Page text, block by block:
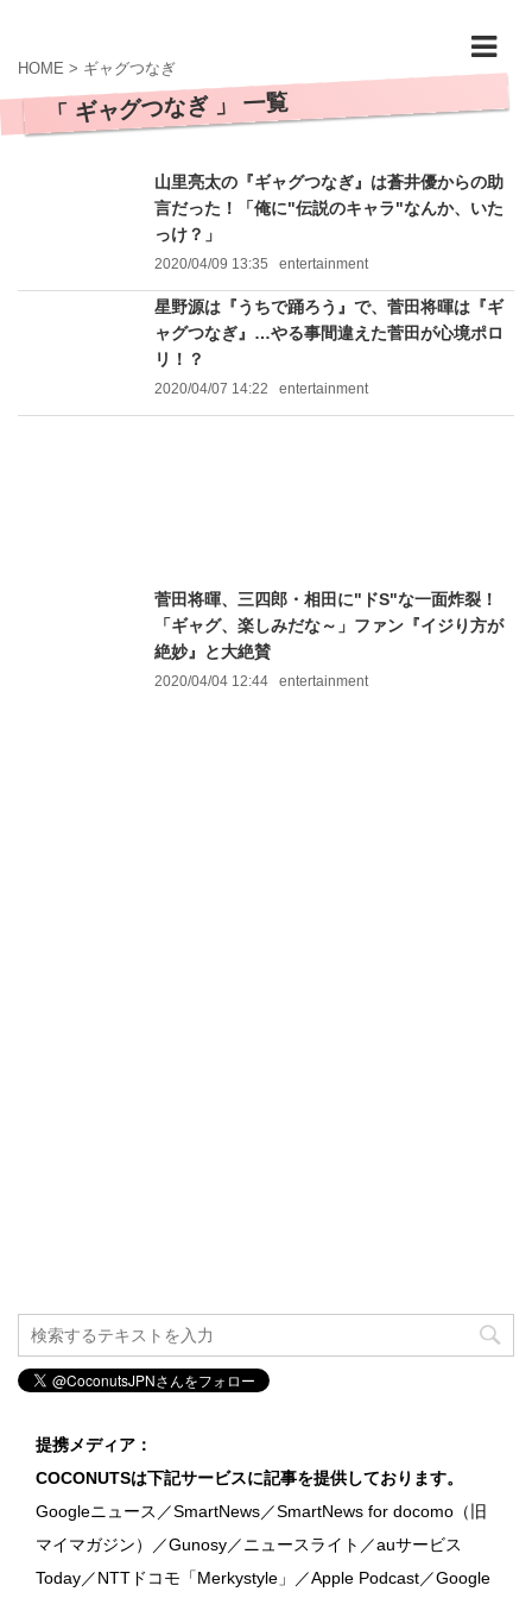
HOME > ギャグつなぎ
「 ギャグつなぎ 」 一覧
山里亮太の『ギャグつなぎ』は蒼井優からの助
言だった！「俺に"伝説のキャラ"なんか、いた
っけ？」
2020/04/09 13:35 entertainment
星野源は『うちで踊ろう』で、菅田将暉は『ギ
ャグつなぎ』…やる事間違えた菅田が心境ポロ
リ！？
2020/04/07 14:22 entertainment
菅田将暉、三四郎・相田に"ドS"な一面炸裂！
「ギャグ、楽しみだな～」ファン『イジり方が
絶妙』と大絶賛
2020/04/04 12:44 entertainment
提携メディア：
COCONUTSは下記サービスに記事を提供しております。
Googleニュース／SmartNews／SmartNews for docomo（旧
マイマガジン）／Gunosy／ニュースライト／auサービス
Today／NTTドコモ「Merkystyle」／Apple Podcast／Google